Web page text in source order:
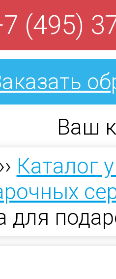
(495)
Ваш
›› Каталог
для